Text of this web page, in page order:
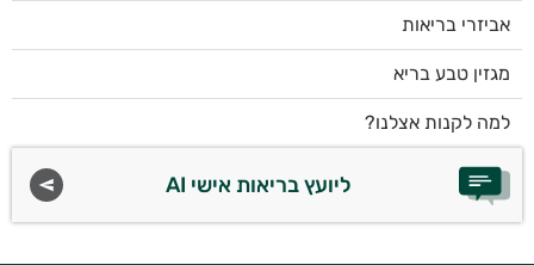
אביזרי בריאות
מגזין טבע בריא
למה לקנות אצלנו?
ליועץ בריאות אישי AI